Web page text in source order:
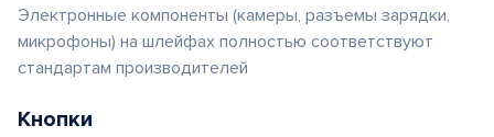
Электронные компоненты (камеры, разъемы зарядки,
микрофоны) на шлейфах полностью соответствуют
стандартам производителей
Кнопки